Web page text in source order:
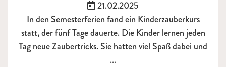
Veröffentlicht am:
21.02.2025
In den Semesterferien fand ein Kinderzauberkurs
statt, der fünf Tage dauerte. Die Kinder lernen jeden
Tag neue Zaubertricks. Sie hatten viel Spaß dabei und
...